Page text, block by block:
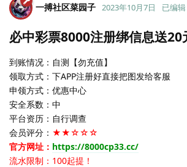
一搏社区菜园子 2023年10月7日 已编辑
必中彩票8000注册绑信息送20
到账情况：自测【勿充值】
领取方式：下APP注册好直接把图发给客服
申领方式：优惠中心
安全系数：中
平台资历：自行调查
会员评分： ★★☆☆☆
官方网址： https://8000cp33.cc/
流水限制：100起提！